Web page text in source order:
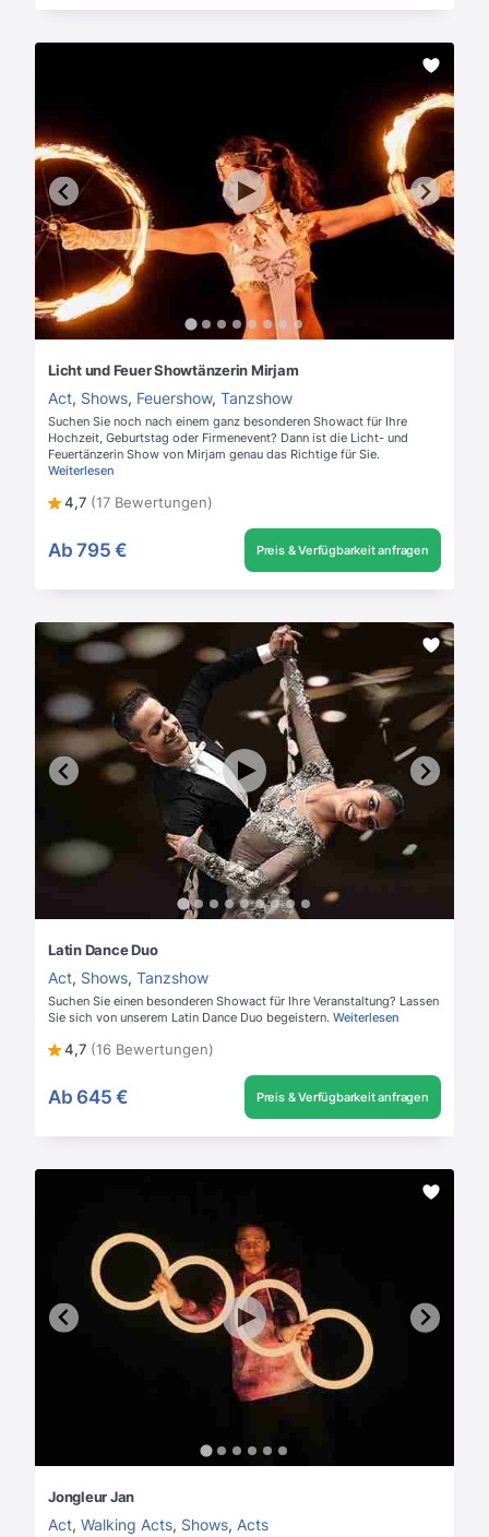
Licht und Feuer Showtänzerin Mirjam
Act, Shows, Feuershow, Tanzshow
Suchen Sie noch nach einem ganz besonderen Showact für Ihre
Hochzeit, Geburtstag oder Firmenevent? Dann ist die Licht- und
Feuertänzerin Show von Mirjam genau das Richtige für Sie.
Weiterlesen
4,7 (17 Bewertungen)
Ab 795 € Preis & Verfügbarkeit anfragen
Latin Dance Duo
Act, Shows, Tanzshow
Suchen Sie einen besonderen Showact für Ihre Veranstaltung? Lassen
Sie sich von unserem Latin Dance Duo begeistern. Weiterlesen
4,7 (16 Bewertungen)
Ab 645 € Preis & Verfügbarkeit anfragen
Jongleur Jan
Act, Walking Acts, Shows, Acts